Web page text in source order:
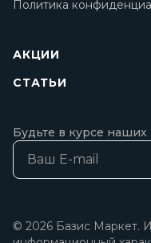
Политика
АКЦИИ
СТАТЬИ
Будьте в курсе
© 2026 Базис Маркет.